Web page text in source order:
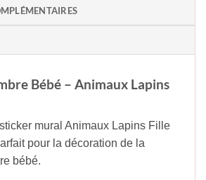
Bébé – Animaux Lapins
mural Animaux Lapins Fille
pour la décoration de la
bébé.